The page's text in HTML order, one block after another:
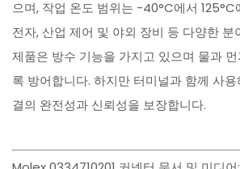
으며, 작업 온도 범위는 -40°C에서 125°C
전자, 산업 제어 및 야외 장비 등 다양한 분
제품은 방수 기능을 가지고 있으며 물과
록 방어합니다. 하지만 터미널과 함께 사
결의 완전성과 신뢰성을 보장합니다.